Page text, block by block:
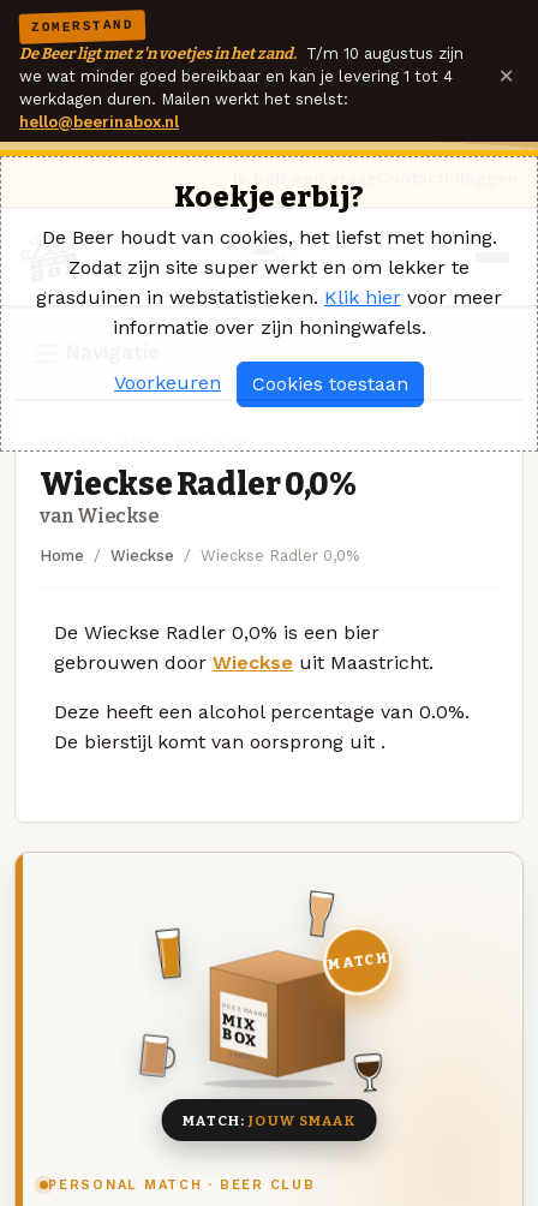
ZOMERSTAND
De Beer ligt met z'n voetjes in het zand. T/m 10 augustus zijn
we wat minder goed bereikbaar en kan je levering 1 tot 4
werkdagen duren. Mailen werkt het snelst:
hello@beerinabox.nl
×
Wieckse Radler 0,0%
van Wieckse
Home Wieckse Wieckse Radler 0,0%
De Wieckse Radler 0,0% is een bier
gebrouwen door Wieckse uit Maastricht.
Deze heeft een alcohol percentage van 0.0%.
De bierstijl komt van oorsprong uit .
PERSONAL MATCH · BEER CLUB
DEZE MAAND
MIX
BOX
8 BIEREN
MATCH
MATCH:JOUW SMAAK
Koekje erbij?
De Beer houdt van cookies, het liefst met honing.
Zodat zijn site super werkt en om lekker te
grasduinen in webstatistieken. Klik hier voor meer
informatie over zijn honingwafels.
Voorkeuren Cookies toestaan